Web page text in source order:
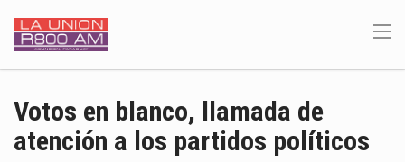
Votos en blanco, llamada de
atención a los partidos políticos